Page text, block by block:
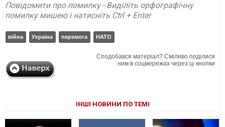
Повідомити про помилку - Виділіть орфографічну
помилку мишею і натисніть Ctrl + Enter
війна Україна перемога НАТО
Сподобався матеріал? Сміливо поділися
ним в соцмережах через ці кнопки
ІНШІ НОВИНИ ПО ТЕМІ